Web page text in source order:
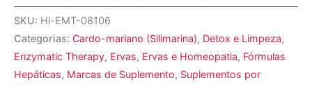
SKU: Hi-EMT-08106
Categorias: Cardo-mariano (Silimarina), Detox e Limpeza,
Enzymatic Therapy, Ervas, Ervas e Homeopatia, Fórmulas
Hepáticas, Marcas de Suplemento, Suplementos por